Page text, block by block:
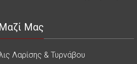
Μας
Λαρίσης & Τυρνάβου